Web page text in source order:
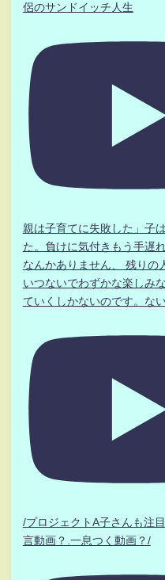
侶のサンドイッチ人生
親は子育てに失敗した」子
た。負けに気付きもう手遅
なんかありません、 残りの
いつないでわずかな楽しみ
ていくしかないのです。ない
/プロジェクトA子さんも
言動画？.一息つく動画？/